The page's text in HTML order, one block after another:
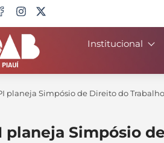
Institucional
planeja Simpósio de Direito do Trabalho
planeja Simpósio